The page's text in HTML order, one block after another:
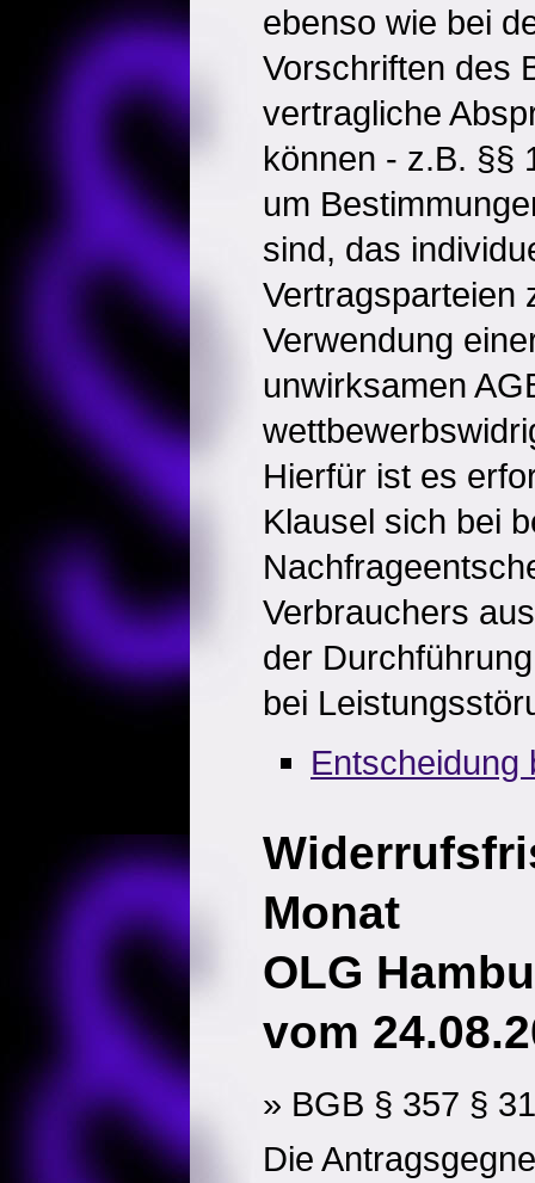
ebenso wie bei
Vorschriften des
vertragliche
können - z.B. §§
um
sind, das
Vertragsparteien
Verwendung
unwirksamen
Hierfür ist es
Klausel sich bei
Verbrauchers
der
bei
Entscheidung
Monat
OLG
vom
» BGB § 357 §
Die